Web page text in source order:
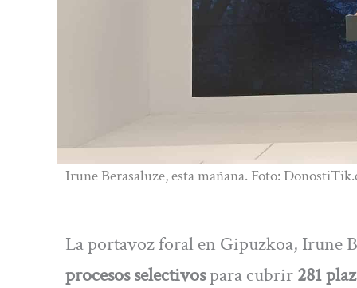
Irune Berasaluze, esta mañana. Foto:
La portavoz foral en Gipuzkoa, Irune
procesos selectivospara cubrir281